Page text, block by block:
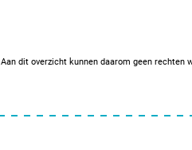
dit overzicht kunnen daarom geen rechten